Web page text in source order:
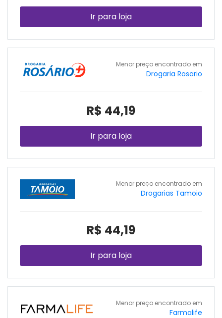
Ir para loja
Menor preço encontrado em
Drogaria Rosario
R$ 44,19
Ir para loja
Menor preço encontrado em
Drogarias Tamoio
R$ 44,19
Ir para loja
Menor preço encontrado em
Farmalife